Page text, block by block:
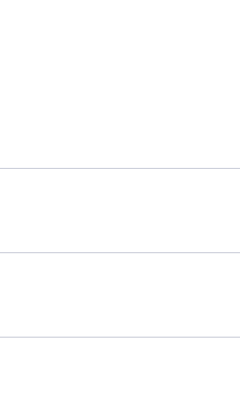
e gerenciar ativos
de renda fixa, fundos
parceira ou